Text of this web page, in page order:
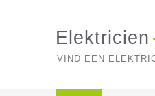
Elektricien
VIND EEN